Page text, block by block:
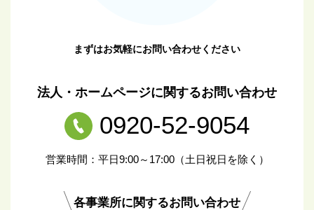
まずはお気軽にお問い合わせください
法人・ホームページに関するお問い合わせ
0920-52-9054
営業時間：平日9:00～17:00（土日祝日を除く）
各事業所に関するお問い合わせ